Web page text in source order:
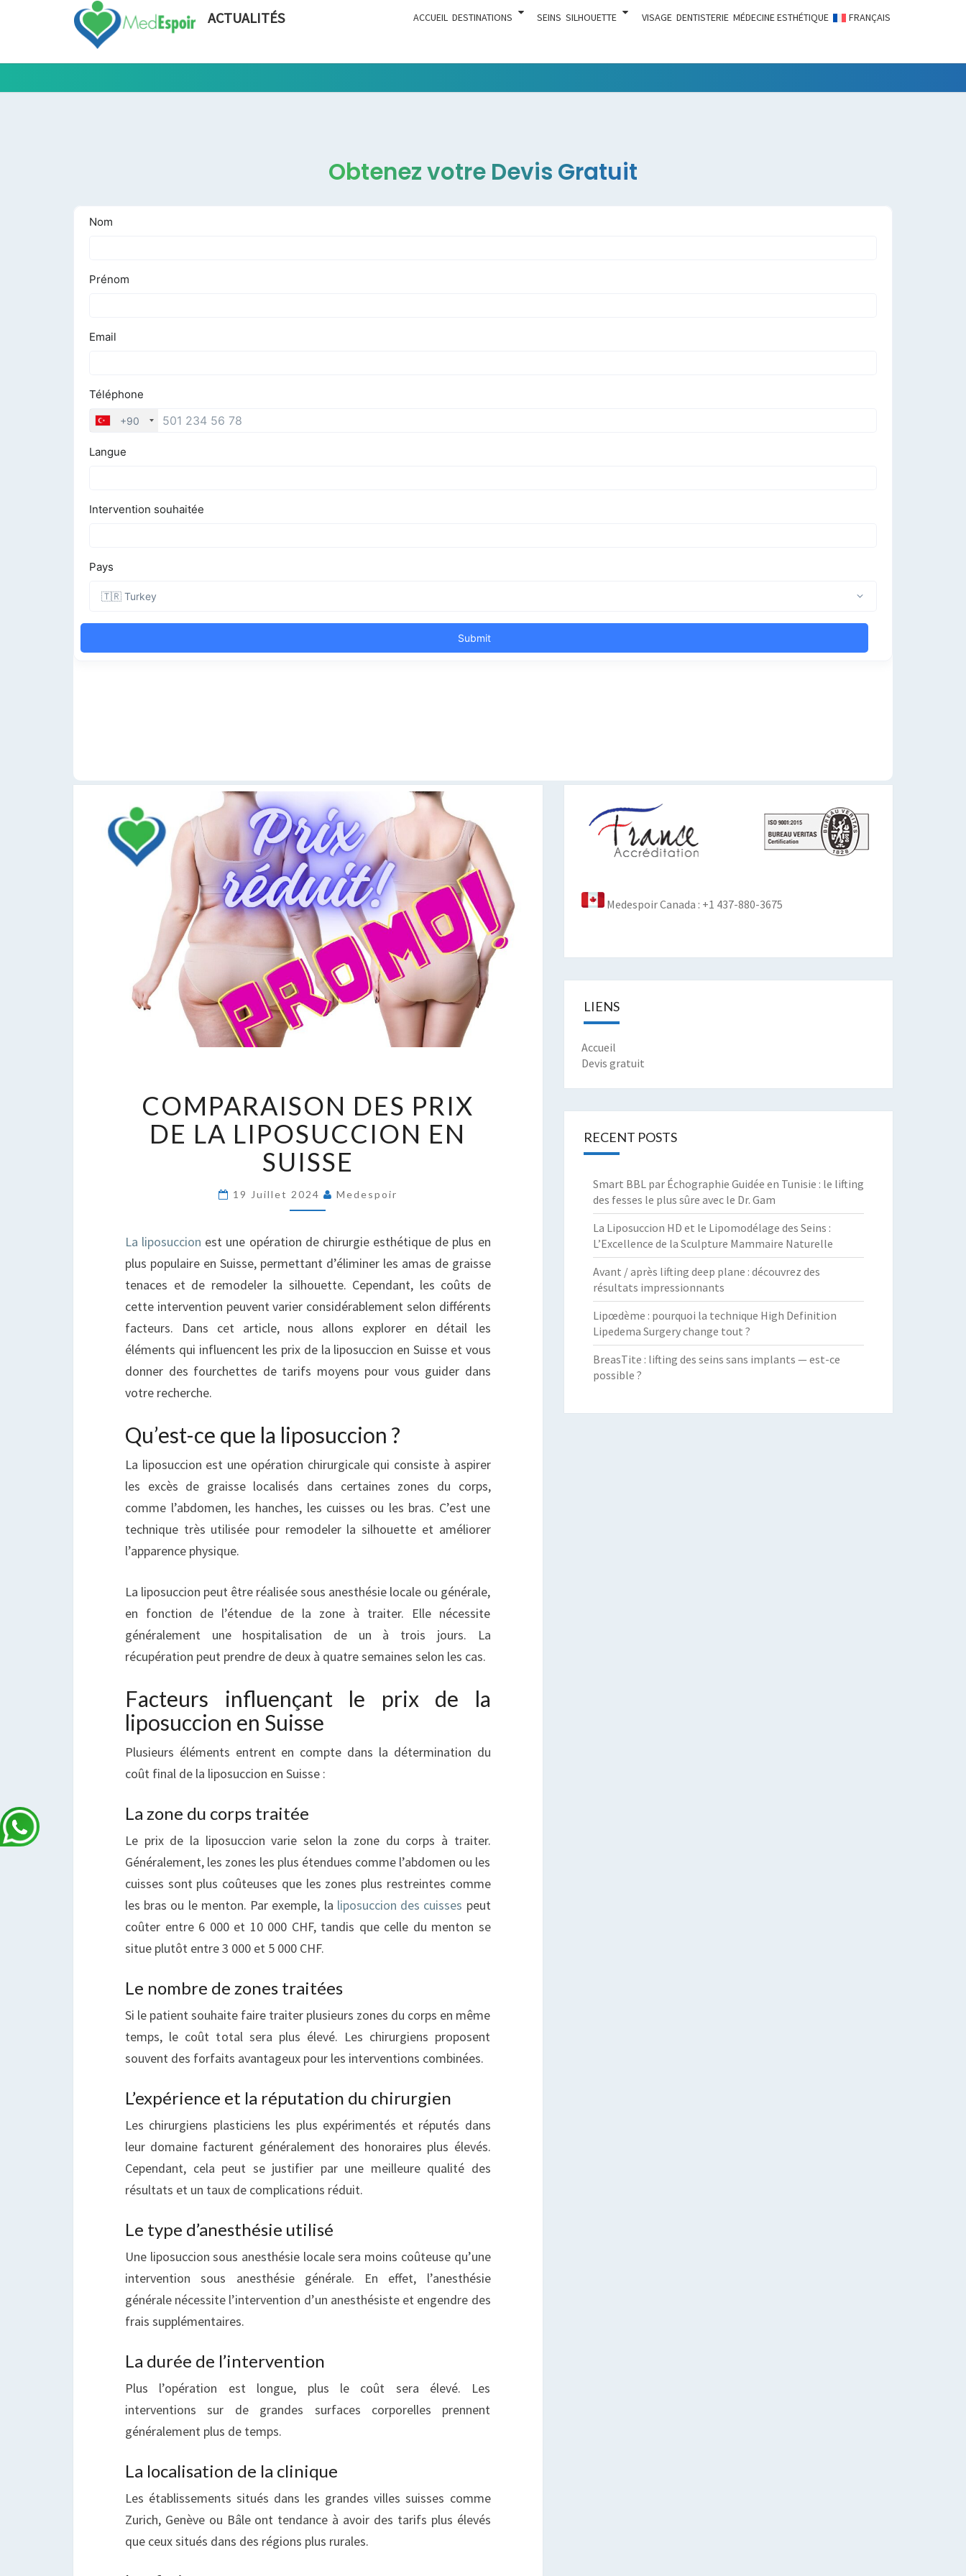
ACTUALITÉS ACCUEIL DESTINATIONS SEINS SILHOUETTE VISAGE DENTISTERIE MÉDECINE ESTHÉTIQUE FRANÇAIS
Tout Ce
Chirurgie
Esthétique
Obtenez votre Devis Gratuit
DES
PRIX
DE
LA
LIPOSUCCION
EN
SUISSE
COMPARAISON DES PRIX
DE LA LIPOSUCCION EN
SUISSE
19 Juillet 2024 Medespoir
La liposuccion est une opération de chirurgie esthétique de plus en
plus populaire en Suisse, permettant d’éliminer les amas de graisse
tenaces et de remodeler la silhouette. Cependant, les coûts de
cette intervention peuvent varier considérablement selon différents
facteurs. Dans cet article, nous allons explorer en détail les
éléments qui influencent les prix de la liposuccion en Suisse et vous
donner des fourchettes de tarifs moyens pour vous guider dans
votre recherche.
Qu’est-ce que la liposuccion ?
La liposuccion est une opération chirurgicale qui consiste à aspirer
les excès de graisse localisés dans certaines zones du corps,
comme l’abdomen, les hanches, les cuisses ou les bras. C’est une
technique très utilisée pour remodeler la silhouette et améliorer
l’apparence physique.
La liposuccion peut être réalisée sous anesthésie locale ou générale,
en fonction de l’étendue de la zone à traiter. Elle nécessite
généralement une hospitalisation de un à trois jours. La
récupération peut prendre de deux à quatre semaines selon les cas.
Facteurs influençant le prix de la
liposuccion en Suisse
Plusieurs éléments entrent en compte dans la détermination du
coût final de la liposuccion en Suisse :
La zone du corps traitée
Le prix de la liposuccion varie selon la zone du corps à traiter.
Généralement, les zones les plus étendues comme l’abdomen ou les
cuisses sont plus coûteuses que les zones plus restreintes comme
les bras ou le menton. Par exemple, la liposuccion des cuisses peut
coûter entre 6 000 et 10 000 CHF, tandis que celle du menton se
situe plutôt entre 3 000 et 5 000 CHF.
Le nombre de zones traitées
Si le patient souhaite faire traiter plusieurs zones du corps en même
temps, le coût total sera plus élevé. Les chirurgiens proposent
souvent des forfaits avantageux pour les interventions combinées.
L’expérience et la réputation du chirurgien
Les chirurgiens plasticiens les plus expérimentés et réputés dans
leur domaine facturent généralement des honoraires plus élevés.
Cependant, cela peut se justifier par une meilleure qualité des
résultats et un taux de complications réduit.
Le type d’anesthésie utilisé
Une liposuccion sous anesthésie locale sera moins coûteuse qu’une
intervention sous anesthésie générale. En effet, l’anesthésie
générale nécessite l’intervention d’un anesthésiste et engendre des
frais supplémentaires.
La durée de l’intervention
Plus l’opération est longue, plus le coût sera élevé. Les
interventions sur de grandes surfaces corporelles prennent
généralement plus de temps.
La localisation de la clinique
Les établissements situés dans les grandes villes suisses comme
Zurich, Genève ou Bâle ont tendance à avoir des tarifs plus élevés
que ceux situés dans des régions plus rurales.
Medespoir Canada : +1 437-880-3675
LIENS
Accueil
Devis gratuit
RECENT POSTS
Smart BBL par Échographie Guidée en Tunisie : le lifting
des fesses le plus sûre avec le Dr. Gam
La Liposuccion HD et le Lipomodélage des Seins :
L’Excellence de la Sculpture Mammaire Naturelle
Avant / après lifting deep plane : découvrez des
résultats impressionnants
Lipœdème : pourquoi la technique High Definition
Lipedema Surgery change tout ?
BreasTite : lifting des seins sans implants — est-ce
possible ?